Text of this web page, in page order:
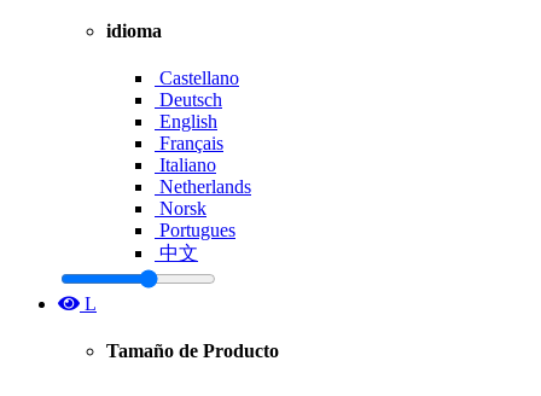
idioma
Castellano
Deutsch
English
Français
Italiano
Netherlands
Norsk
Portugues
中文
L
Tamaño de Producto